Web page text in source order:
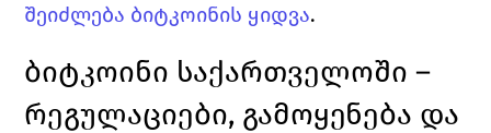
შეიძლება ბიტკოინის ყიდვა.
ბიტკოინი საქართველოში –
რეგულაციები, გამოყენება და